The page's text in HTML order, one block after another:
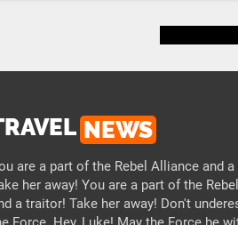
NEWS
are a part of the Rebel Alliance and
her away! You are a part of the
a traitor! Take her away! Don't